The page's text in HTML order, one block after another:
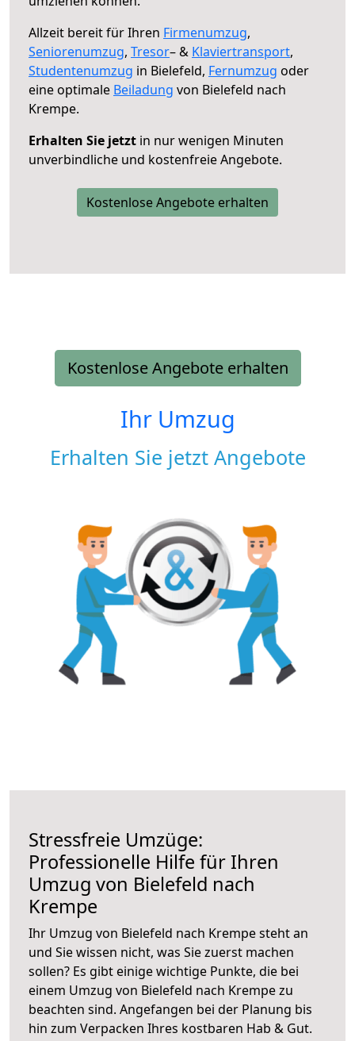
Allzeit bereit für Ihren Firmenumzug,
Seniorenumzug, Tresor– & Klaviertransport,
Studentenumzug in Bielefeld, Fernumzug oder
eine optimale Beiladung von Bielefeld nach
Krempe.
Erhalten Sie jetzt in nur wenigen Minuten
unverbindliche und kostenfreie Angebote.
Kostenlose Angebote erhalten
Kostenlose Angebote erhalten
Ihr Umzug
Erhalten Sie jetzt Angebote
Stressfreie Umzüge:
Professionelle Hilfe für Ihren
Umzug von Bielefeld nach
Krempe
Ihr Umzug von Bielefeld nach Krempe steht an
und Sie wissen nicht, was Sie zuerst machen
sollen? Es gibt einige wichtige Punkte, die bei
einem Umzug von Bielefeld nach Krempe zu
beachten sind. Angefangen bei der Planung bis
hin zum Verpacken Ihres kostbaren Hab & Gut.